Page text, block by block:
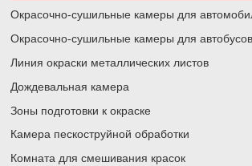
Окрасочно-сушильные камеры для
Окрасочно-сушильные камеры для автобусов
Линия окраски металлических листов
Дождевальная камера
Зоны подготовки к окраске
Камера пескоструйной обработки
Комната для смешивания красок